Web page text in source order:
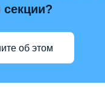
секции?
об этом